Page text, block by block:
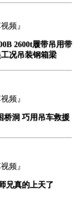
频』
2600t履带吊用带
况吊装钢箱梁
频』
桥洞 巧用吊车救援
频』
兄真的上天了